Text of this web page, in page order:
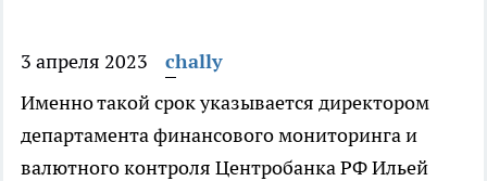
3 апреля 2023
chally
Именно такой срок указывается директором
департамента финансового мониторинга и
валютного контроля Центробанка РФ Ильей